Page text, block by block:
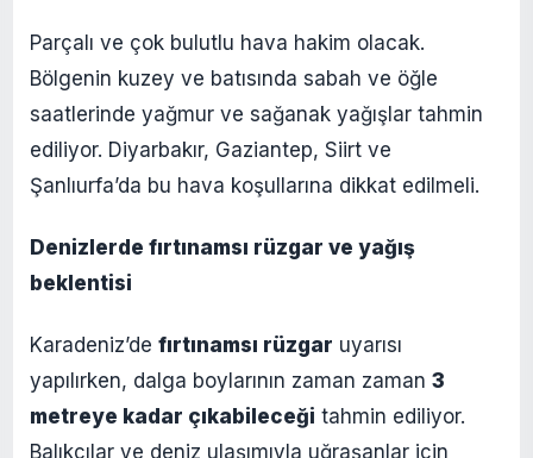
Parçalı ve çok bulutlu hava hakim olacak.
Bölgenin kuzey ve batısında sabah ve öğle
saatlerinde yağmur ve sağanak yağışlar tahmin
ediliyor. Diyarbakır, Gaziantep, Siirt ve
Şanlıurfa’da bu hava koşullarına dikkat edilmeli.
Denizlerde fırtınamsı rüzgar ve yağış
beklentisi
Karadeniz’de fırtınamsı rüzgar uyarısı
yapılırken, dalga boylarının zaman zaman 3
metreye kadar çıkabileceği tahmin ediliyor.
Balıkçılar ve deniz ulaşımıyla uğraşanlar için